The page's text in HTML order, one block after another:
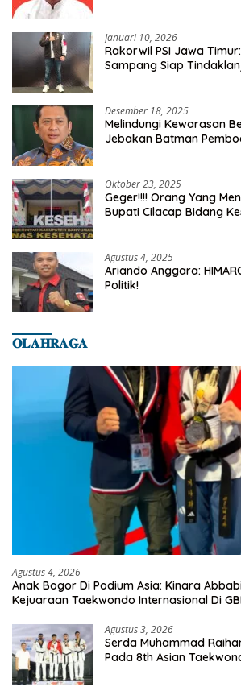
Januari 10, 2026
Rakorwil PSI Jawa Timur:
Sampang Siap
Desember 18, 2025
Melindungi Kewarasan
Jebakan Batman
Oktober 23, 2025
Geger!!!! Orang Yang
Bupati Cilacap Bidang
Agustus 4, 2025
Ariando Anggara:
Politik!
𝐎𝐋𝐀𝐇𝐑𝐀𝐆𝐀
Agustus 4, 2026
Anak Bogor Di Podium Asia: Kinara
Kejuaraan Taekwondo Internasional Di
Agustus 3, 2026
Serda Muhammad
Pada 8th Asian